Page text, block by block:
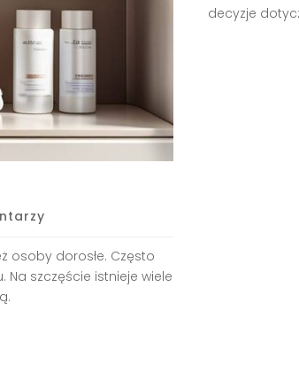
osoby dorosłe. Często
szczęście istnieje wiele
decyzje